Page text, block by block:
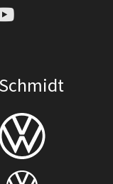
auf
Schmidt
Autowelt